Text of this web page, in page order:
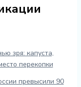
зря: капуста,
перекопки
превысили 90